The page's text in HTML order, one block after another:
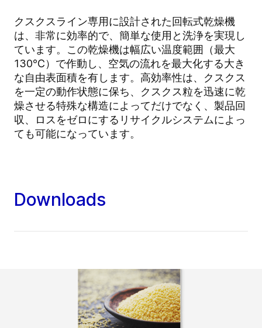
クスクスライン専用に設計された回転式乾燥機
は、非常に効率的で、簡単な使用と洗浄を実現し
ています。この乾燥機は幅広い温度範囲（最大
130℃）で作動し、空気の流れを最大化する大き
な自由表面積を有します。高効率性は、クスクス
を一定の動作状態に保ち、クスクス粒を迅速に乾
燥させる特殊な構造によってだけでなく、製品回
収、ロスをゼロにするリサイクルシステムによっ
ても可能になっています。
Downloads